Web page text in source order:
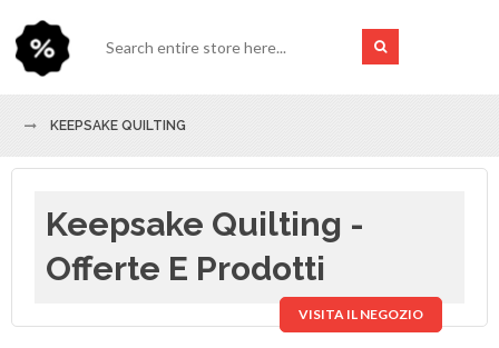
KEEPSAKE QUILTING
Keepsake Quilting -
Offerte E Prodotti
VISITA IL NEGOZIO